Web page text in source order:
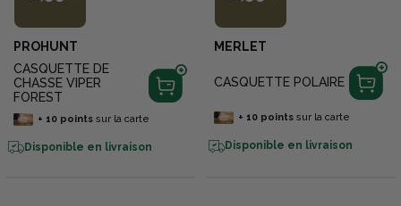
PROHUNT
CASQUETTE DE
CHASSE VIPER
FOREST
+ 10pointssur la carte
Disponible en livraison
MERLET
CASQUETTE POLAIRE
+ 10pointssur la carte
Disponible en livraison